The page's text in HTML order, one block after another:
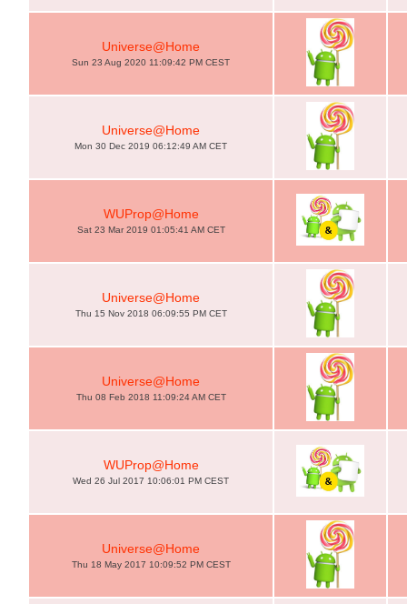
Universe@Home
Sun 23 Aug 2020 11:09:42 PM CEST
Universe@Home
Mon 30 Dec 2019 06:12:49 AM CET
WUProp@Home
Sat 23 Mar 2019 01:05:41 AM CET
Universe@Home
Thu 15 Nov 2018 06:09:55 PM CET
Universe@Home
Thu 08 Feb 2018 11:09:24 AM CET
WUProp@Home
Wed 26 Jul 2017 10:06:01 PM CEST
Universe@Home
Thu 18 May 2017 10:09:52 PM CEST